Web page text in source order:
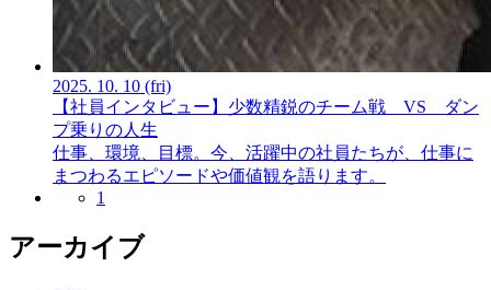
2025. 10. 10 (fri)
【社員インタビュー】少数精鋭のチーム戦
VS
ダン
プ乗りの人生
仕事、環境、目標。今、活躍中の社員たちが、仕事に
まつわるエピソードや価値観を語ります。
1
アーカイブ